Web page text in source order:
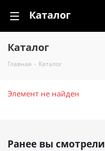
Каталог
Каталог
Главная - Каталог
Элемент не найден
Ранее вы смотрели